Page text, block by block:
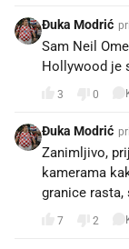
Đuka Modrić
Sam Neil
Hollywood je
3 0
Đuka Modrić
Zanimljivo,
kamerama
granice
7 2